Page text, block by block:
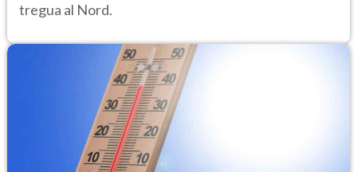
tregua al Nord.